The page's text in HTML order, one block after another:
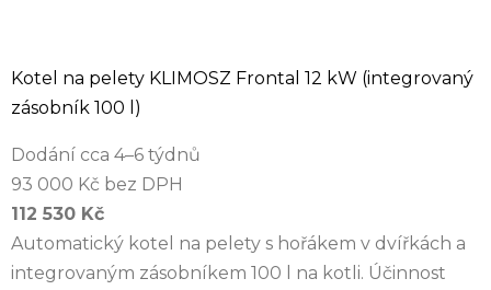
Kotel na pelety KLIMOSZ Frontal 12 kW (integrovaný
zásobník 100 l)
Dodání cca 4–6 týdnů
93 000 Kč bez DPH
112 530 Kč
Automatický kotel na pelety s hořákem v dvířkách a
integrovaným zásobníkem 100 l na kotli. Účinnost